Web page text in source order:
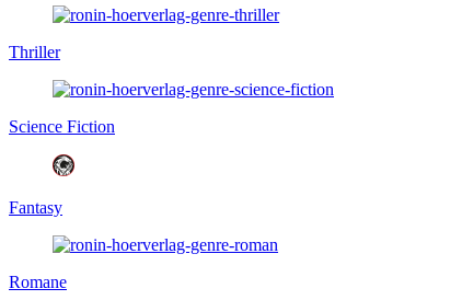
Thriller
Science Fiction
Fantasy
Romane